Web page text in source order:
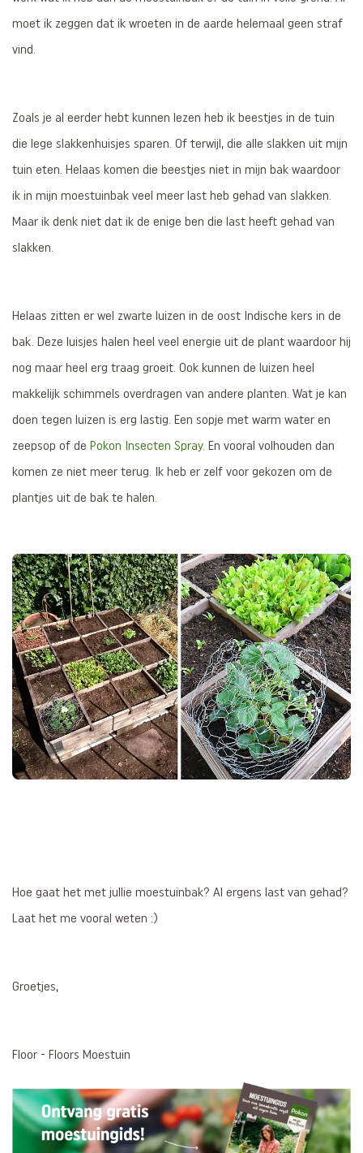
moet ik zeggen dat ik wroeten in de aarde helemaal geen straf
vind.
Zoals je al eerder hebt kunnen lezen heb ik beestjes in de tuin
die lege slakkenhuisjes sparen. Of terwijl, die alle slakken uit mijn
tuin eten. Helaas komen die beestjes niet in mijn bak waardoor
ik in mijn moestuinbak veel meer last heb gehad van slakken.
Maar ik denk niet dat ik de enige ben die last heeft gehad van
slakken.
Helaas zitten er wel zwarte luizen in de oost Indische kers in de
bak. Deze luisjes halen heel veel energie uit de plant waardoor hij
nog maar heel erg traag groeit. Ook kunnen de luizen heel
makkelijk schimmels overdragen van andere planten. Wat je kan
doen tegen luizen is erg lastig. Een sopje met warm water en
zeepsop of de Pokon Insecten Spray. En vooral volhouden dan
komen ze niet meer terug. Ik heb er zelf voor gekozen om de
plantjes uit de bak te halen.
Hoe gaat het met jullie moestuinbak? Al ergens last van gehad?
Laat het me vooral weten :)
Groetjes,
Floor - Floors Moestuin